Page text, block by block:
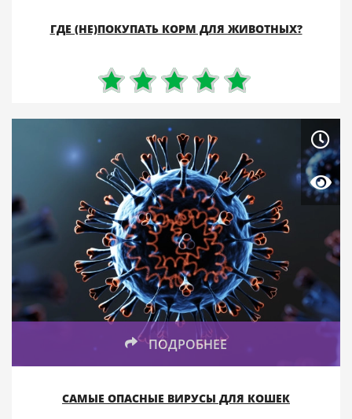
ГДЕ (НЕ)ПОКУПАТЬ КОРМ ДЛЯ ЖИВОТНЫХ?
ПОДРОБНЕЕ
САМЫЕ ОПАСНЫЕ ВИРУСЫ ДЛЯ КОШЕК